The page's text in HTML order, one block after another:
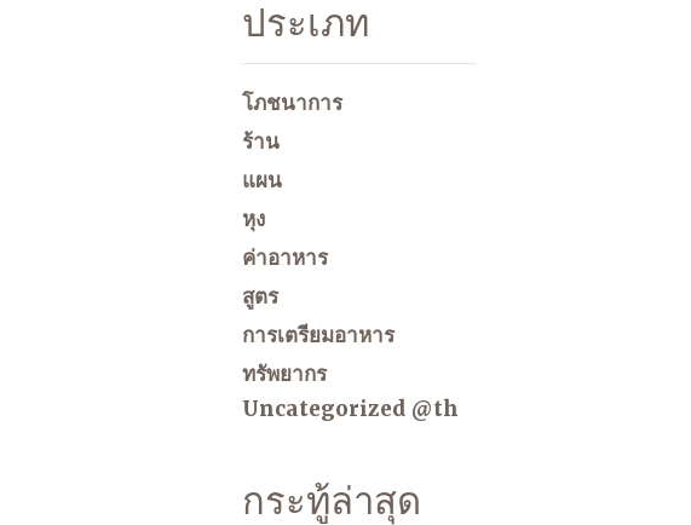
ประเภท
โภชนาการ
ร้าน
แผน
หุง
ค่าอาหาร
สูตร
การเตรียมอาหาร
ทรัพยากร
Uncategorized @th
กระทู้ล่าสุด